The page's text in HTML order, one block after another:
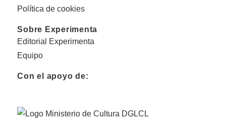
Política de cookies
Sobre Experimenta
Editorial Experimenta
Equipo
Con el apoyo de: